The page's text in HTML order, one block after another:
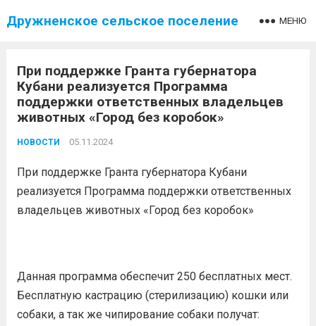
Дружненское сельское поселение МЕНЮ
При поддержке Гранта губернатора
Кубани реализуется Программа
поддержки ответственных владельцев
животных «Город без коробок»
НОВОСТИ 05.11.2024
При поддержке Гранта губернатора Кубани
реализуется Программа поддержки ответственных
владельцев животных «Город без коробок»
Данная программа обеспечит 250 бесплатных мест.
Бесплатную кастрацию (стерилизацию) кошки или
собаки, а так же чипирование собаки получат: